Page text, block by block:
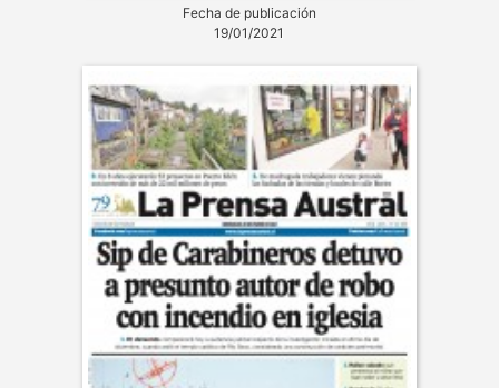
Fecha de publicación
19/01/2021